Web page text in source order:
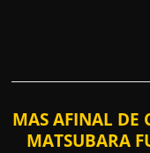
MAS AFINAL DE
MATSUBARA